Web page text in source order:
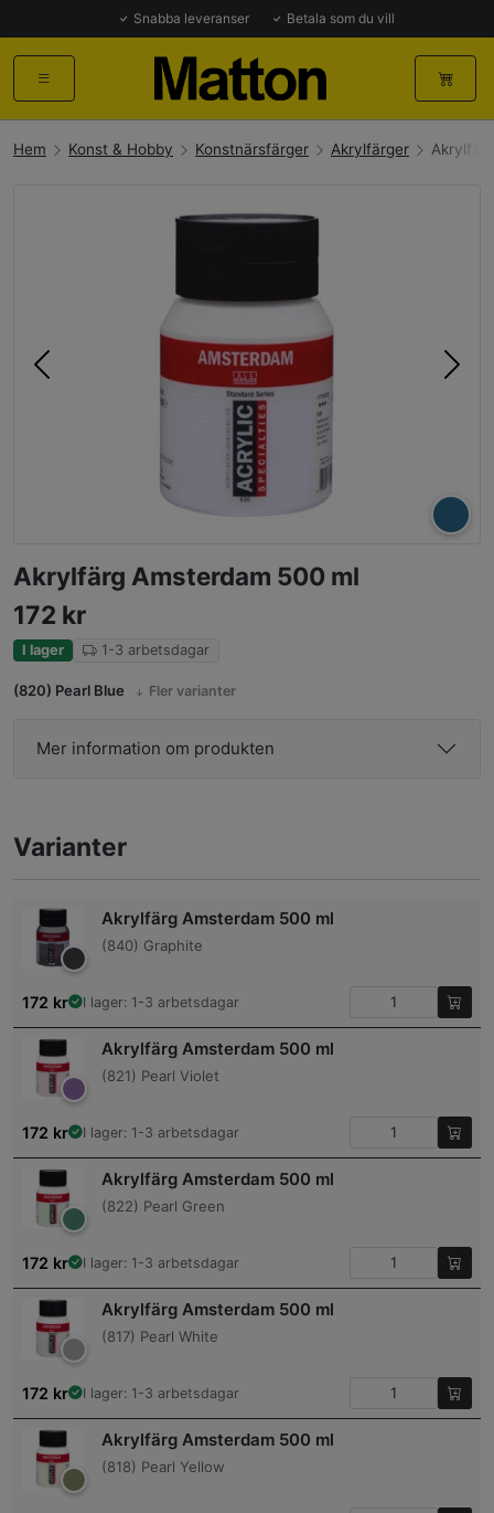
Snabba leveranser Betala som du vill
Hem Konst & Hobby Konstnärsfärger Akrylfärger
Föregående Nästa
Akrylfärg Amsterdam 500 ml
172 kr
I lager 1-3 arbetsdagar
(820) Pearl Blue Fler varianter
Mer information om produkten
Varianter
Akrylfärg Amsterdam 500 ml
(840) Graphite
172 kr I lager: 1-3 arbetsdagar
Akrylfärg Amsterdam 500 ml
(821) Pearl Violet
172 kr I lager: 1-3 arbetsdagar
Akrylfärg Amsterdam 500 ml
(822) Pearl Green
172 kr I lager: 1-3 arbetsdagar
Akrylfärg Amsterdam 500 ml
(817) Pearl White
172 kr I lager: 1-3 arbetsdagar
Akrylfärg Amsterdam 500 ml
(818) Pearl Yellow